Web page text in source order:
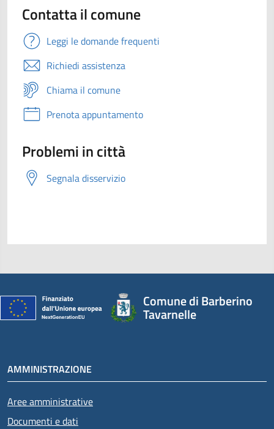
Contatta il comune
Leggi le domande frequenti
Richiedi assistenza
Chiama il comune
Prenota appuntamento
Problemi in città
Segnala disservizio
Comune di Barberino
Tavarnelle
AMMINISTRAZIONE
Aree amministrative
Documenti e dati